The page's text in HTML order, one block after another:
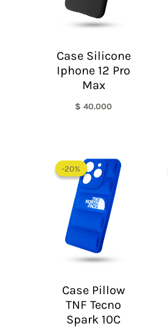
Case Silicone
Iphone 12 Pro
Max
$ 40.000
-20%
-20%
Case Pillow
TNF Tecno
Spark 10C
precio
original
era:
$ 60.000.